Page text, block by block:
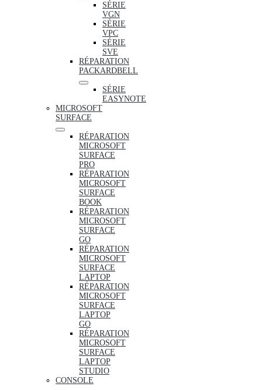
SÉRIE
VGN
SÉRIE
VPC
SÉRIE
SVE
RÉPARATION
PACKARDBELL
SÉRIE
EASYNOTE
MICROSOFT
SURFACE
RÉPARATION
MICROSOFT
SURFACE
PRO
RÉPARATION
MICROSOFT
SURFACE
BOOK
RÉPARATION
MICROSOFT
SURFACE
GO
RÉPARATION
MICROSOFT
SURFACE
LAPTOP
RÉPARATION
MICROSOFT
SURFACE
LAPTOP
GO
RÉPARATION
MICROSOFT
SURFACE
LAPTOP
STUDIO
CONSOLE